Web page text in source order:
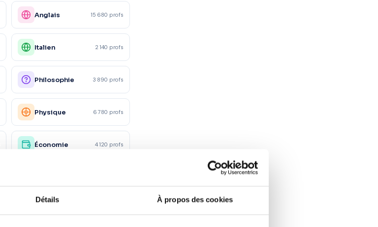
Détails À propos des cookies
Anglais 15 680 profs
Italien 2 140 profs
Philosophie 3 890 profs
Physique 6 780 profs
Économie 4 120 profs